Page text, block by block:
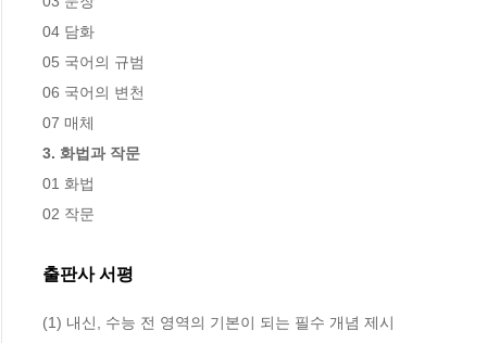
04 담화
05 국어의 규범
06 국어의 변천
3. 화법과 작문
01 화법
02 작문
출판사 서평
(1) 내신, 수능 전 영역의 기본이 되는 필수 개념 제시